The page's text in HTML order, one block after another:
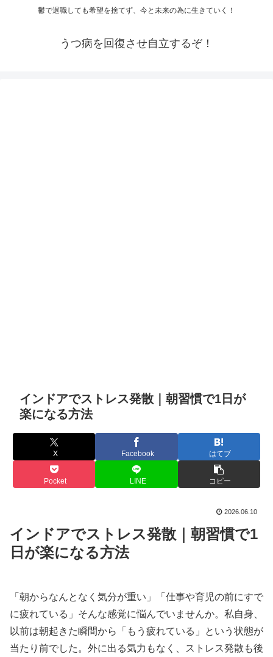
鬱で退職しても希望を捨てず、今と未来の為に生きていく！
うつ病を回復させ自立するぞ！
インドアでストレス発散｜朝習慣で1日が
楽になる方法
X Facebook はてブ
Pocket LINE コピー
2026.06.10
インドアでストレス発散｜朝習慣で1
日が楽になる方法
「朝からなんとなく気分が重い」「仕事や育児の前にすで
に疲れている」そんな感覚に悩んでいませんか。私自身、
以前は朝起きた瞬間から「もう疲れている」という状態が
当たり前でした。外に出る気力もなく、ストレス発散も後